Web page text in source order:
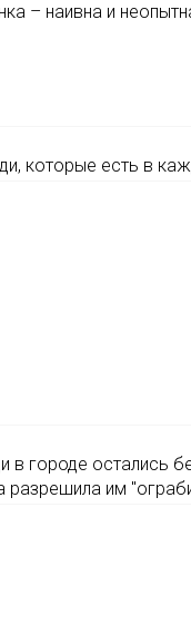
– наивна и
которые есть в
в городе остались
разрешила им